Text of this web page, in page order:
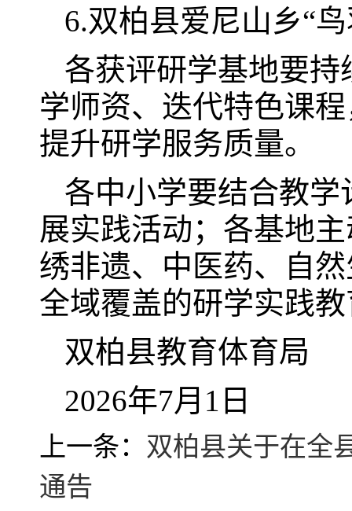
6.双柏县爱尼山乡“
各获评研学基地要
学师资、迭代特色课
提升研学服务质量。
各中小学要结合教
展实践活动；各基地
绣非遗、中医药、自
全域覆盖的研学实践
双柏县教育体育局
2026年7月1日
上一条： 双柏县关于在全
通告